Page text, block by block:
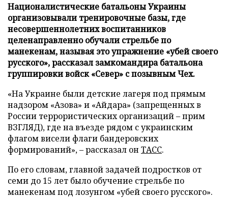
Националистические батальоны Украины
организовывали тренировочные базы, где
несовершеннолетних воспитанников
целенаправленно обучали стрельбе по
манекенам, называя это упражнение «убей своего
русского», рассказал замкомандира батальона
группировки войск «Север» с позывным Чех.
«На Украине были детские лагеря под прямым
надзором «Азова» и «Айдара» (запрещенных в
России террористических организаций – прим
ВЗГЛЯД), где на въезде рядом с украинским
флагом висели флаги бандеровских
формирований», – рассказал он ТАСС.
По его словам, главной задачей подростков от
семи до 15 лет было обучение стрельбе по
манекенам под лозунгом «убей своего русского».